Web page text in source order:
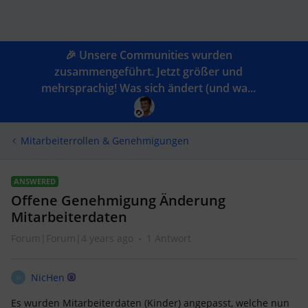
🎉 Unsere Communities wurden
zusammengeführt. Jetzt größer und
mehrsprachig! Was sich ändert (und wa...
Mitarbeiterrollen & Genehmigungen
ANSWERED
Offene Genehmigung Änderung
Mitarbeiterdaten
Forum|Forum|4 years ago 1 Antwort
N
NicHen
Es wurden Mitarbeiterdaten (Kinder) angepasst, welche nun